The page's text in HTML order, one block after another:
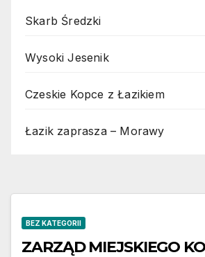
Skarb Średzki
Wysoki Jesenik
Czeskie Kopce z Łazikiem
Łazik zaprasza – Morawy
BEZ KATEGORII
ZARZĄD MIEJSKIEGO